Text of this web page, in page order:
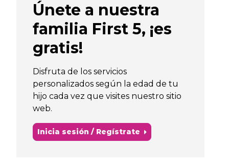
Únete a nuestra
familia First 5, ¡es
gratis!
Disfruta de los servicios
personalizados según la edad de tu
hijo cada vez que visites nuestro sitio
web.
Inicia sesión / Regístrate